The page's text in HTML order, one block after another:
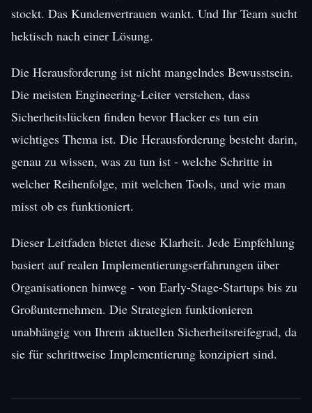
stockt. Das Kundenvertrauen wankt. Und Ihr Team sucht
hektisch nach einer Lösung.
Die Herausforderung ist nicht mangelndes Bewusstsein.
Die meisten Engineering-Leiter verstehen, dass
Sicherheitslücken finden bevor Hacker es tun ein
wichtiges Thema ist. Die Herausforderung besteht darin,
genau zu wissen, was zu tun ist - welche Schritte in
welcher Reihenfolge, mit welchen Tools, und wie man
misst ob es funktioniert.
Dieser Leitfaden bietet diese Klarheit. Jede Empfehlung
basiert auf realen Implementierungserfahrungen über
Organisationen hinweg - von Early-Stage-Startups bis zu
Großunternehmen. Die Strategien funktionieren
unabhängig von Ihrem aktuellen Sicherheitsreifegrad, da
sie für schrittweise Implementierung konzipiert sind.